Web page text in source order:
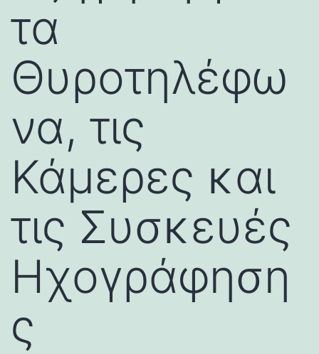
τα
Θυροτηλέφω
να, τις
Κάμερες και
τις Συσκευές
Ηχογράφηση
ς